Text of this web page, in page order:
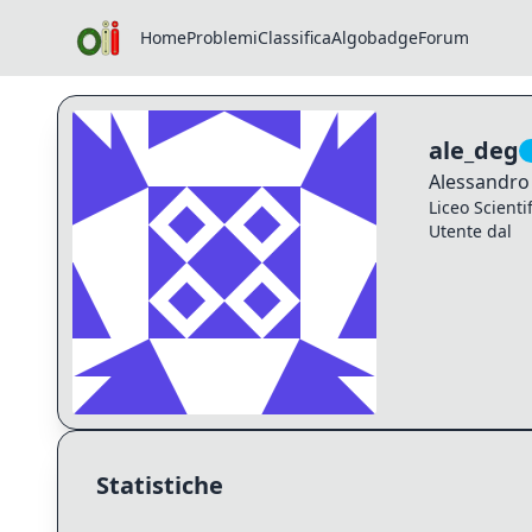
HomeProblemiClassificaAlgobadgeForum
Profilo di ale_deg
ale_deg
Alessandro
Liceo
Utente dal
Statistiche